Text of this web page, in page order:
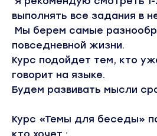
выполнять все задания в
Мы берем самые
повседневной жизни.
Курс подойдет тем, кто
говорит на языке.
Будем развивать мысли
Курс «Темы для беседы»